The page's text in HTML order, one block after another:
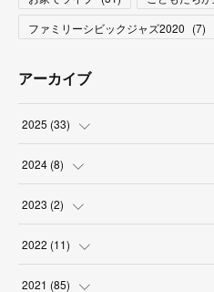
ファミリーシビックジャズ2020 (7)
アーカイブ
2025 (33)
( )
( )
(2
(4
2024 (8)
( )
(5
(1
2023 (2)
(1
(1
2022 (11)
(1
2021 (85)